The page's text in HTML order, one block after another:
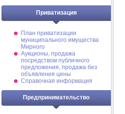
Приватизация
План приватизации
муниципального имущества
Мирного
Аукционы, продажа
посредством публичного
предложения, продажа без
объявления цены
Справочная информация
Предпринимательство